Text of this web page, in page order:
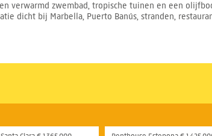
verwarmd zwembad, tropische tuinen en een
dicht bij Marbella, Puerto Banús, stranden,